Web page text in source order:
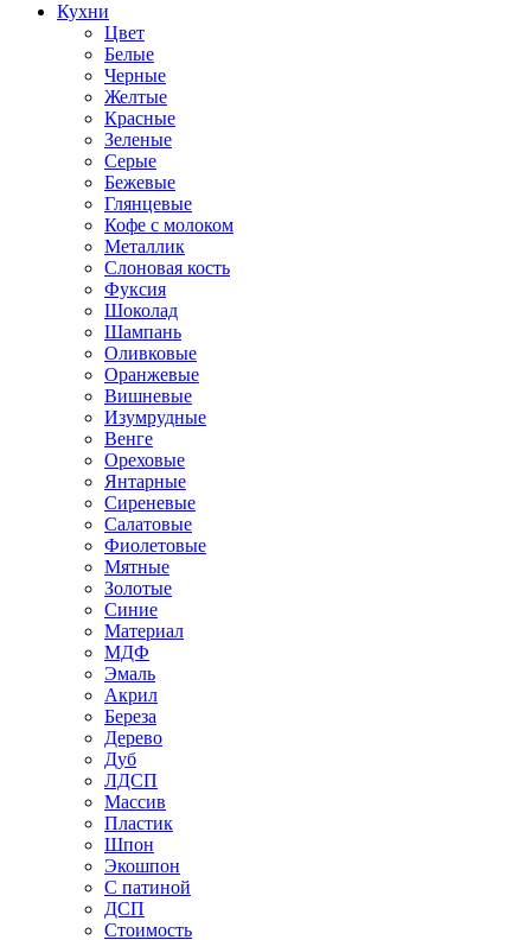
Кухни
Цвет
Белые
Черные
Желтые
Красные
Зеленые
Серые
Бежевые
Глянцевые
Кофе с молоком
Металлик
Слоновая кость
Фуксия
Шоколад
Шампань
Оливковые
Оранжевые
Вишневые
Изумрудные
Венге
Ореховые
Янтарные
Сиреневые
Салатовые
Фиолетовые
Мятные
Золотые
Синие
Материал
МДФ
Эмаль
Акрил
Береза
Дерево
Дуб
ЛДСП
Массив
Пластик
Шпон
Экошпон
С патиной
ДСП
Стоимость